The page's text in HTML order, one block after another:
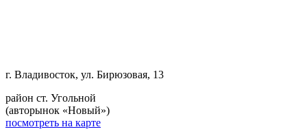
г. Владивосток, ул. Бирюзовая, 13
район ст. Угольной
(авторынок «Новый»)
посмотреть на карте